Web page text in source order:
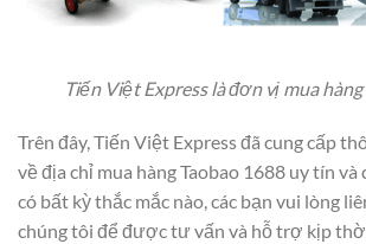
Tiến Việt Express là đơn vị mua
Trên đây, Tiến Việt Express đã cung cấp
về địa chỉ mua hàng Taobao 1688 uy tín
có bất kỳ thắc mắc nào, các bạn vui lòng
chúng tôi để được tư vấn và hỗ trợ kịp